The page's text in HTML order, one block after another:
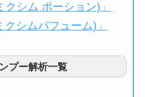
クシム ポーション)」
クシムパフューム)」
プー解析一覧